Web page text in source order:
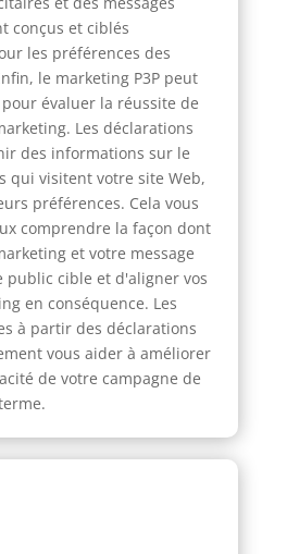
conçus et ciblés
les préférences des
le marketing P3P peut
évaluer la réussite de
Les déclarations
des informations sur le
qui visitent votre site Web,
préférences. Cela vous
comprendre la façon dont
et votre message
public cible et d'aligner vos
en conséquence. Les
à partir des déclarations
vous aider à améliorer
de votre campagne de